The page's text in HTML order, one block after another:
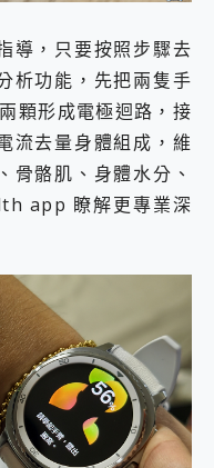
導，只要按照步驟去
析功能，先把兩隻手
顆形成電極迴路，接
流去量身體組成，維
骨骼肌、身體水分、
app 瞭解更專業深